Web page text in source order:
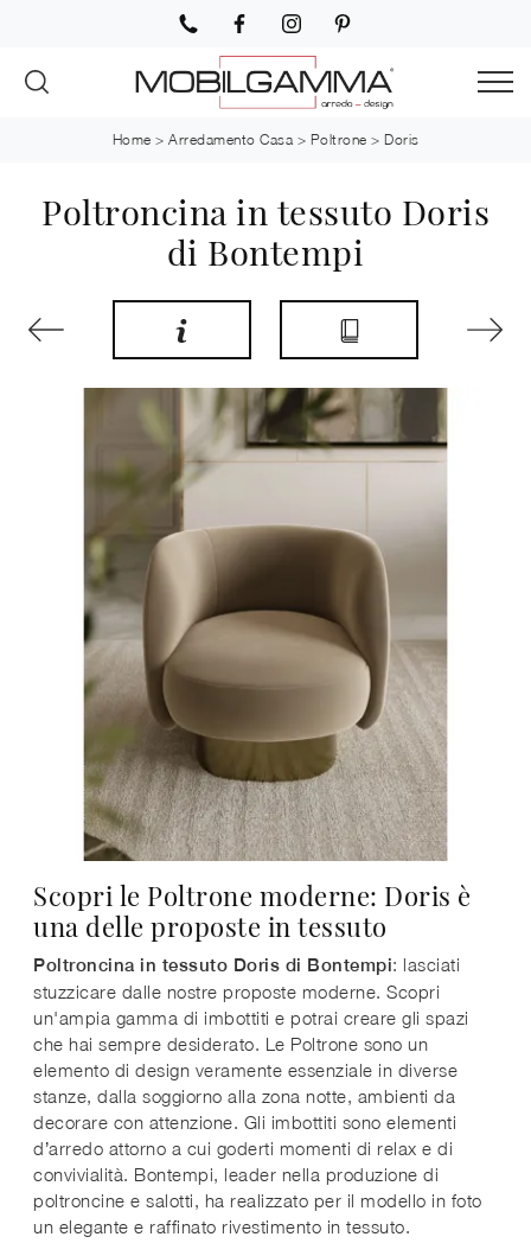
Home > Arredamento Casa > Poltrone > Doris
Poltroncina in tessuto Doris
di Bontempi
Scopri le Poltrone moderne: Doris è
una delle proposte in tessuto
Poltroncina in tessuto Doris di Bontempi: lasciati
stuzzicare dalle nostre proposte moderne. Scopri
un'ampia gamma di imbottiti e potrai creare gli spazi
che hai sempre desiderato. Le Poltrone sono un
elemento di design veramente essenziale in diverse
stanze, dalla soggiorno alla zona notte, ambienti da
decorare con attenzione. Gli imbottiti sono elementi
d’arredo attorno a cui goderti momenti di relax e di
convivialità. Bontempi, leader nella produzione di
poltroncine e salotti, ha realizzato per il modello in foto
un elegante e raffinato rivestimento in tessuto.